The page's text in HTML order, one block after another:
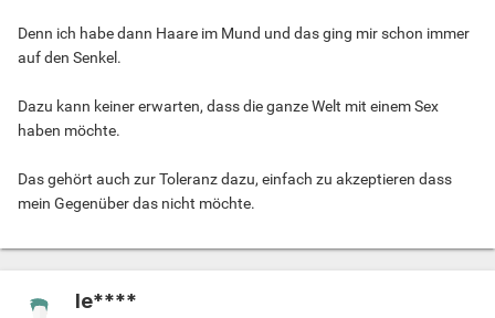
Denn ich habe dann Haare im Mund und das ging mir schon immer
auf den Senkel.
Dazu kann keiner erwarten, dass die ganze Welt mit einem Sex
haben möchte.
Das gehört auch zur Toleranz dazu, einfach zu akzeptieren dass
mein Gegenüber das nicht möchte.
le****